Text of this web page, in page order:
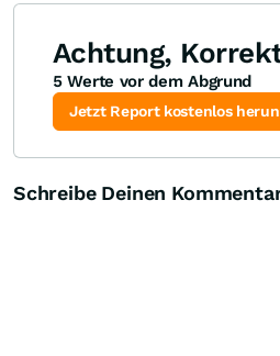
Achtung,
5 Werte vor dem Abgrund
Jetzt Report kostenlos
Schreibe Deinen